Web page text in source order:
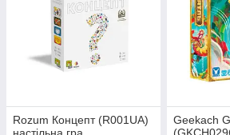
Rozum Концепт (R001UA)
Geekach